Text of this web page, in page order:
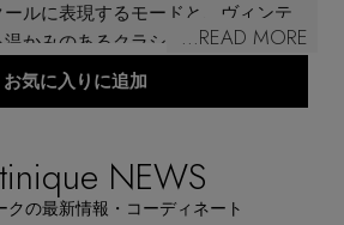
ェアをチェック
限定アイテム、セール情報を
します。
...READ MORE
ルに表現するモードと、ヴィンテ
かみのあるクラシックテイスト。
martinique）」は、そんな相反するア
つドメスティックブランドのアイテ
に取り入れたオリジナルまで、フェ
お気に入りに追加
NEWS
クの最新情報・コーディネート